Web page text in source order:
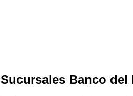
Sucursales Banco del